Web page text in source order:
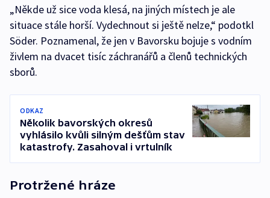
„Někde už sice voda klesá, na jiných místech je ale
situace stále horší. Vydechnout si ještě nelze,“ podotkl
Söder. Poznamenal, že jen v Bavorsku bojuje s vodním
živlem na dvacet tisíc záchranářů a členů technických
sborů.
ODKAZ
Několik bavorských okresů
vyhlásilo kvůli silným dešťům stav
katastrofy. Zasahoval i vrtulník
Protržené hráze